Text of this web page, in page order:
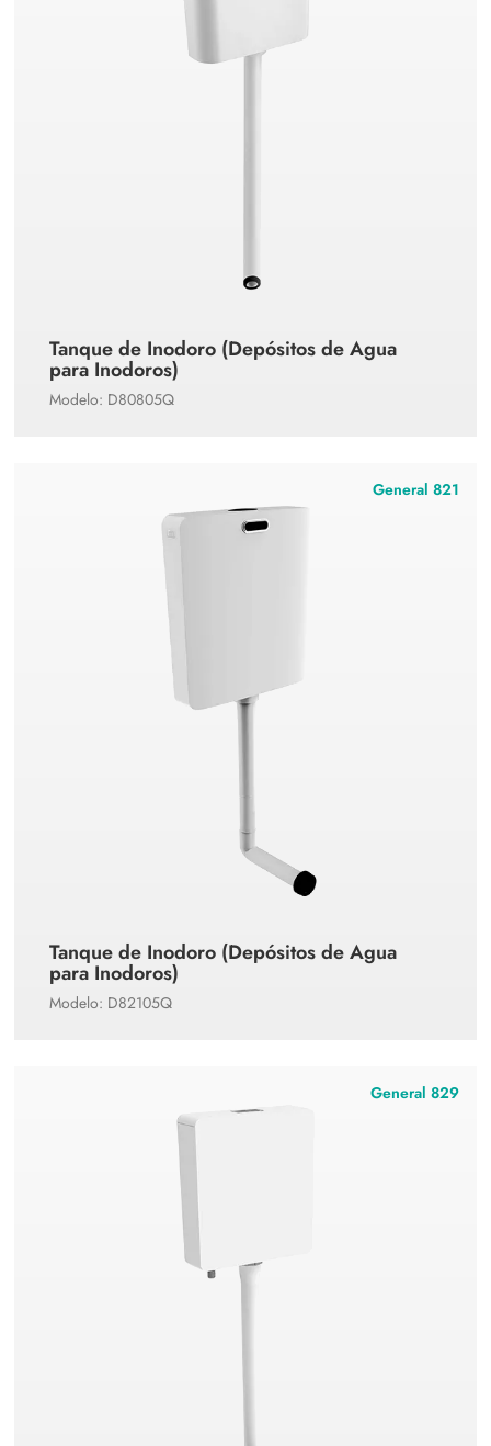
Tanque de Inodoro (Depósitos de Agua
para Inodoros)
Modelo: D80805Q
General 821
Tanque de Inodoro (Depósitos de Agua
para Inodoros)
Modelo: D82105Q
General 829